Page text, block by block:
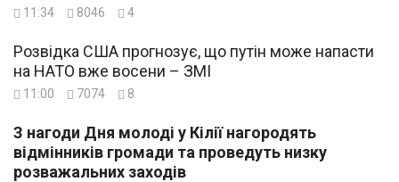
11:34 8046 4
Розвідка США прогнозує, що путін може напасти
на НАТО вже восени – ЗМІ
11:00 7074 8
З нагоди Дня молоді у Кілії нагородять
відмінників громади та проведуть низку
розважальних заходів